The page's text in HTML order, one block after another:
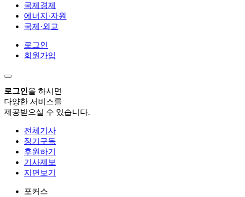
국제경제
에너지·자원
국제·외교
로그인
회원가입
로그인을 하시면
다양한 서비스를
제공받으실 수 있습니다.
전체기사
정기구독
후원하기
기사제보
지면보기
포커스